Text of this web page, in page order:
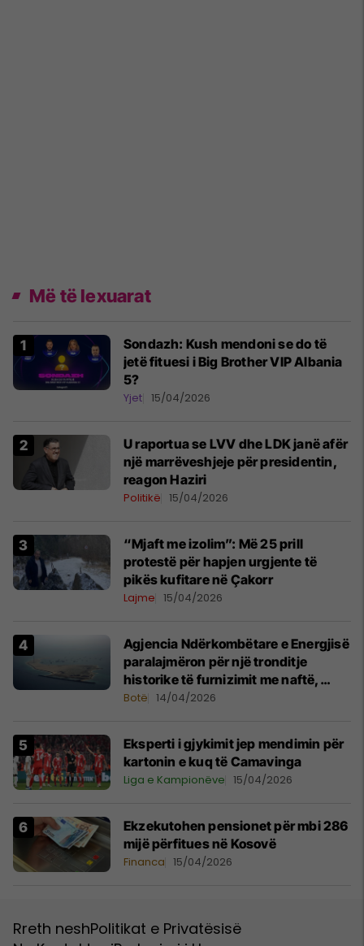
Më të lexuarat
Sondazh: Kush mendoni se do të
jetë fituesi i Big Brother VIP Albania
5?
Yjet 15/04/2026
U raportua se LVV dhe LDK janë afër
një marrëveshjeje për presidentin,
reagon Haziri
Politikë 15/04/2026
“Mjaft me izolim”: Më 25 prill
protestë për hapjen urgjente të
pikës kufitare në Çakorr
Lajme 15/04/2026
Agjencia Ndërkombëtare e Energjisë
paralajmëron për një tronditje
historike të furnizimit me naftë,
ndërsa lufta me Iranin mbyt tregjet
Botë 14/04/2026
Eksperti i gjykimit jep mendimin për
kartonin e kuq të Camavinga
Liga e Kampionëve 15/04/2026
Ekzekutohen pensionet për mbi 286
mijë përfitues në Kosovë
Financa 15/04/2026
Rreth neshPolitikat e Privatësisë